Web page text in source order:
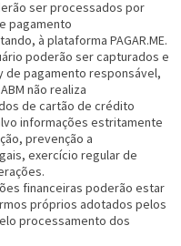
ser processados por
pagamento
à plataforma PAGAR.ME.
poderão ser capturados e
pagamento responsável,
não realiza
de cartão de crédito
informações estritamente
prevenção a
exercício regular de
financeiras poderão estar
próprios adotados pelos
processamento dos